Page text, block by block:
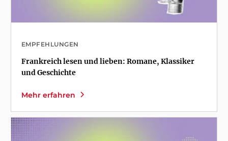
EMPFEHLUNGEN
Frankreich lesen und lieben: Romane, Klassiker
und Geschichte
Mehr erfahren